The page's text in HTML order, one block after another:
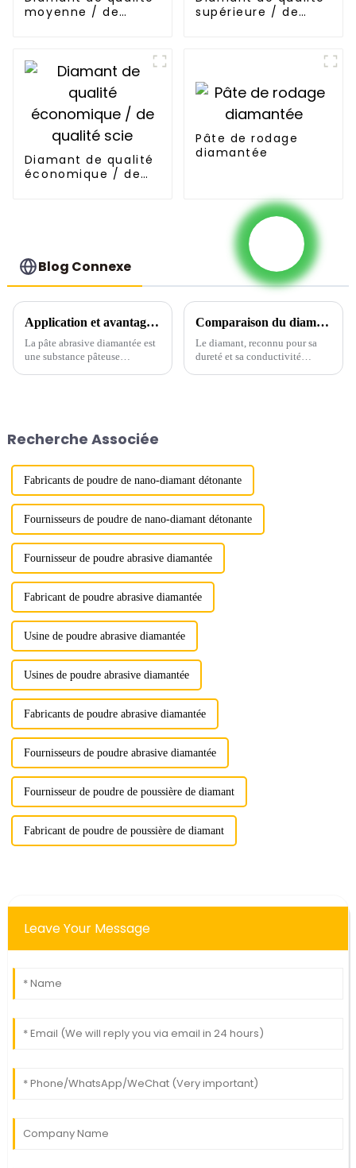
moyenne / de
supérieure / de
Diamant de qualité
économique / de
Pâte de rodage
diamantée
Blog Connexe
Application et avantages de la pâte abrasive diamantée dans l'usinage de haute précision
La pâte abrasive diamantée est
une substance pâteuse
pierres précieuses et autres
Comparaison du diamant monocristallin et du diamant polycristallin : principales différences et applications
Le diamant, reconnu pour sa
dureté et sa conductivité
Recherche Associée
Fabricants de poudre de nano-diamant détonante
Fournisseurs de poudre de nano-diamant détonante
Fournisseur de poudre abrasive diamantée
Fabricant de poudre abrasive diamantée
Usine de poudre abrasive diamantée
Usines de poudre abrasive diamantée
Fabricants de poudre abrasive diamantée
Fournisseurs de poudre abrasive diamantée
Fournisseur de poudre de poussière de diamant
Fabricant de poudre de poussière de diamant
Leave Your Message